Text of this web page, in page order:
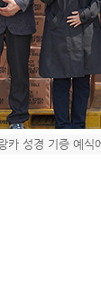
카 성경 기증 예식